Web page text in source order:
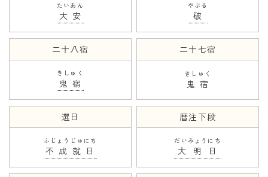
大安
たいあん
破
やぶる
二十八宿
鬼宿
きしゅく
二十七宿
鬼宿
きしゅく
選日
不成就日
ふじょうじゅにち
暦注下段
大明日
だいみょうにち